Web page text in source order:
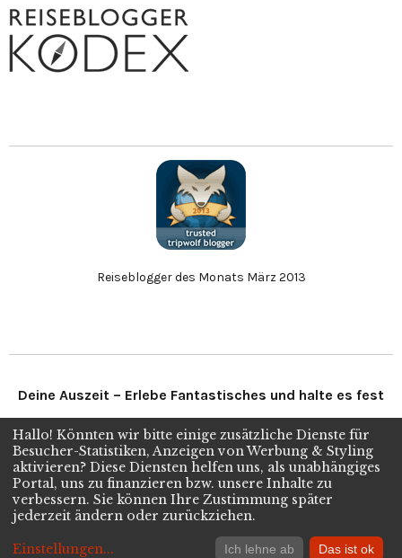
Reiseblogger des Monats März 2013
Deine Auszeit – Erlebe Fantastisches und halte es fest
Folge uns
TwitterFacebookInstagram
kleine Weltreise Blog.
Hallo! Könnten wir bitte einige zusätzliche Dienste für
Besucher-Statistiken, Anzeigen von Werbung & Styling
aktivieren? Diese Diensten helfen uns, als unabhängiges
Portal, uns zu finanzieren bzw. unsere Inhalte zu
verbessern. Sie können Ihre Zustimmung später
jederzeit ändern oder zurückziehen.
Einstellungen... Ich lehne ab Das ist ok